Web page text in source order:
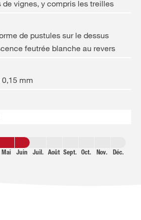
de vignes, y compris les treilles
de pustules sur le dessus
feutrée blanche au revers
0,15 mm
Mai Juin Juil. Août Sept. Oct. Nov. Déc.